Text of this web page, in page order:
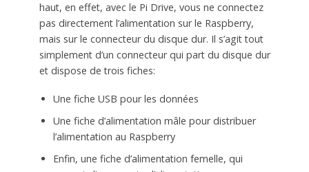
haut, en effet, avec le Pi Drive, vous ne connectez
pas directement l’alimentation sur le Raspberry,
mais sur le connecteur du disque dur. Il s’agit tout
simplement d’un connecteur qui part du disque dur
et dispose de trois fiches:
Une fiche USB pour les données
Une fiche d’alimentation mâle pour distribuer
l’alimentation au Raspberry
Enfin, une fiche d’alimentation femelle, qui